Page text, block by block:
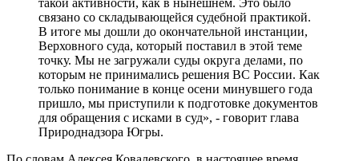
такой активности, как в нынешнем. Это было
связано со складывающейся судебной практикой.
В итоге мы дошли до окончательной инстанции,
Верховного суда, который поставил в этой теме
точку. Мы не загружали суды округа делами, по
которым не принимались решения ВС России. Как
только понимание в конце осени минувшего года
пришло, мы приступили к подготовке документов
для обращения с исками в суд», - говорит глава
Природнадзора Югры.